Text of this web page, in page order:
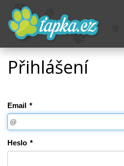
Přihlášení
Email *
Heslo *